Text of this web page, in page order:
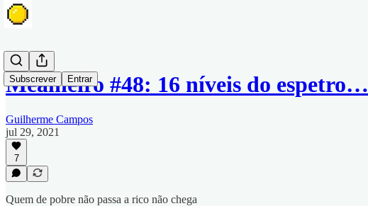
Subscrever Entrar
Mealheiro #48: 16 níveis do espetro…
Guilherme Campos
jul 29, 2021
7
Quem de pobre não passa a rico não chega